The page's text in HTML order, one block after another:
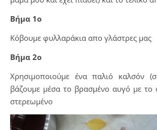
Βήμα 1ο
Κόβουμε φυλλαράκια απο γλάστρες μας
Βήμα 2ο
Χρησιμοποιούμε ένα παλιό καλσόν
βάζουμε μέσα το βρασμένο αυγό με
στερεωμένο